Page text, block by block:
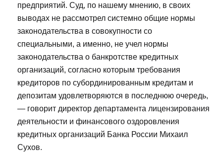
предприятий. Суд, по нашему мнению, в своих
выводах не рассмотрел системно общие нормы
законодательства в совокупности со
специальными, а именно, не учел нормы
законодательства о банкротстве кредитных
организаций, согласно которым требования
кредиторов по субординированным кредитам и
депозитам удовлетворяются в последнюю очередь,
— говорит директор департамента лицензирования
деятельности и финансового оздоровления
кредитных организаций Банка России Михаил
Сухов.